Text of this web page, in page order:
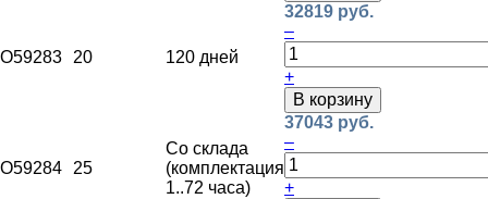
O59283 20 120 дней
32819 руб.
–
+
В корзину
O59284 25
Со склада
(комплектация
1..72 часа)
37043 руб.
–
+